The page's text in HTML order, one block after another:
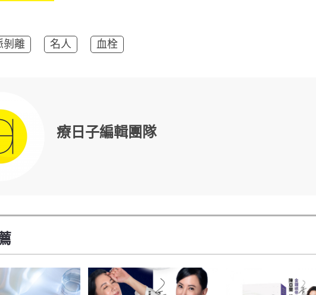
剝離 名人 血栓
療日子編輯團隊